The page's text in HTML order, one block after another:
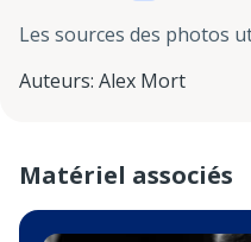
Les sources des photos
Auteurs: Alex Mort
Matériel associés